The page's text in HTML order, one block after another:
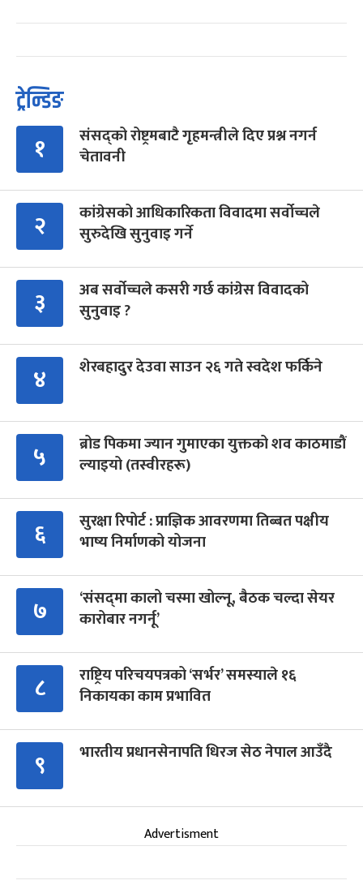
ट्रेन्डिङ
१
संसद्को रोष्ट्रमबाटै गृहमन्त्रीले दिए प्रश्न नगर्न
चेतावनी
२
कांग्रेसको आधिकारिकता विवादमा सर्वोच्चले
सुरुदेखि सुनुवाइ गर्ने
३
अब सर्वोच्चले कसरी गर्छ कांग्रेस विवादको
सुनुवाइ ?
४ शेरबहादुर देउवा साउन २६ गते स्वदेश फर्किने
५
ब्रोड पिकमा ज्यान गुमाएका युक्तको शव काठमाडौं
ल्याइयो (तस्वीरहरू)
६
सुरक्षा रिपोर्ट : प्राज्ञिक आवरणमा तिब्बत पक्षीय
भाष्य निर्माणको योजना
७
‘संसद्‍मा कालो चस्मा खोल्नू, बैठक चल्दा सेयर
कारोबार नगर्नू’
८
राष्ट्रिय परिचयपत्रको ‘सर्भर’ समस्याले १६
निकायका काम प्रभावित
९ भारतीय प्रधानसेनापति धिरज सेठ नेपाल आउँदै
Advertisment